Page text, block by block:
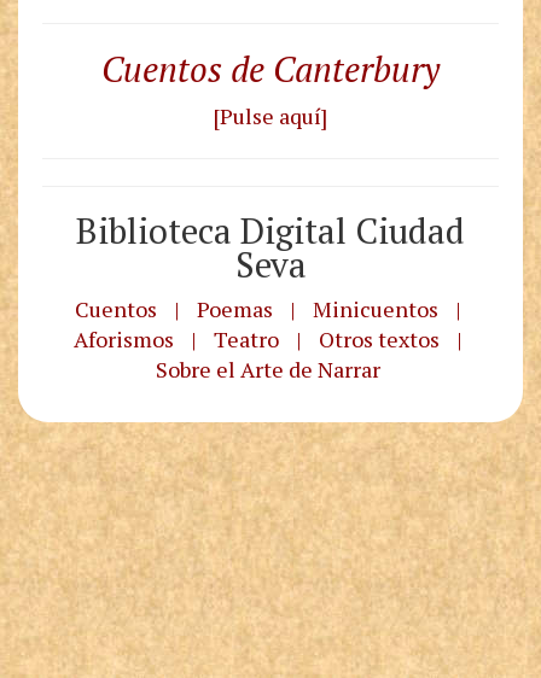
Cuentos de Canterbury
[Pulse aquí]
Biblioteca Digital Ciudad
Seva
Cuentos | Poemas | Minicuentos
|
Aforismos
| Teatro | Otros textos
|
Sobre el Arte de Narrar